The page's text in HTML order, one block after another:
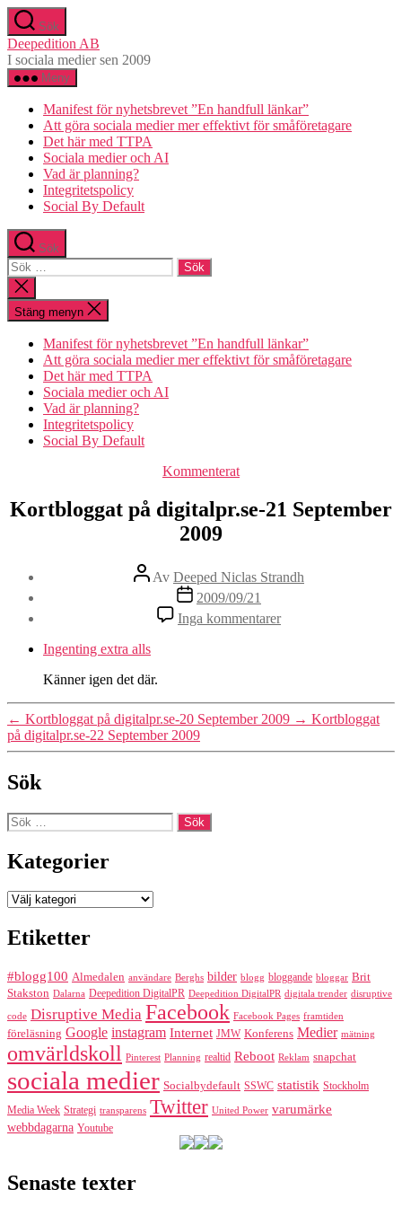
Hoppa
till
innehåll
Sök
Deepedition AB
I sociala medier sen 2009
Meny
Manifest för nyhetsbrevet ”En handfull länkar”
Att göra sociala medier mer effektivt för småföretagare
Det här med TTPA
Sociala medier och AI
Vad är planning?
Integritetspolicy
Social By Default
Sök
Sök
efter:
Stäng
sökningen
Stäng menyn
Manifest för nyhetsbrevet ”En handfull länkar”
Att göra sociala medier mer effektivt för småföretagare
Det här med TTPA
Sociala medier och AI
Vad är planning?
Integritetspolicy
Social By Default
Kategorier
Kommenterat
Kortbloggat på digitalpr.se-21 September
2009
Inläggsförfattare
Av Deeped Niclas Strandh
Inläggsdatum
2009/09/21
Inga kommentarertill
Kortbloggat
Ingenting extra alls
Känner igen det där.
← Kortbloggat på digitalpr.se-20 September 2009 → Kortbloggat
på digitalpr.se-22 September 2009
Sök
Sök
efter:
Kategorier
Kategorier
Etiketter
#blogg100 Almedalen användare Berghs bilder blogg bloggande bloggar Brit
Stakston Dalarna Deepedition DigitalPR Deepedition DigitalPR digitala trender disruptive
code Disruptive Media Facebook Facebook Pages framtiden
föreläsning Google instagram Internet JMW Konferens Medier mätning
omvärldskoll Pinterest Planning realtid Reboot Reklam snapchat
sociala medier Socialbydefault SSWC statistik Stockholm
Media Week Strategi transparens Twitter United Power varumärke
webbdagarna Youtube
Senaste texter